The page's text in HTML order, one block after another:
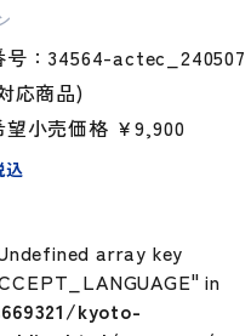
号：34564-actec_240507
応商品)
望小売価格 ￥9,900
込
array key
in
kyoto-